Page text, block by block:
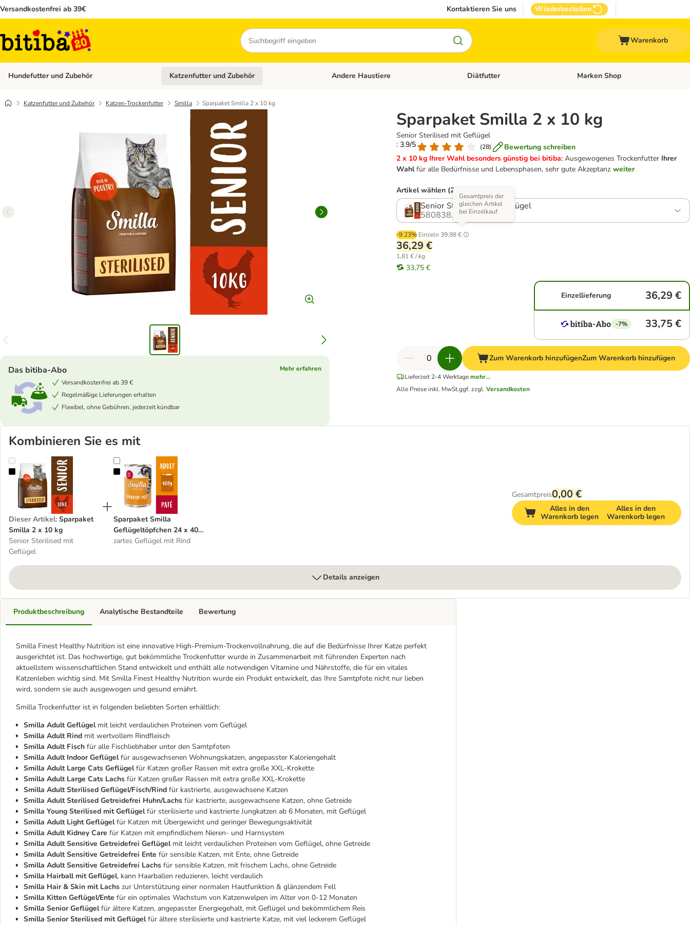
Versandkostenfrei ab 39€ Kontaktieren Sie uns Wiederbestellen
Suchen
Warenkorb
Hundefutter und Zubehör Kategorie-Menü öffnen: Hundefutter und Zubehör
Katzenfutter und Zubehör Kategorie-Menü öffnen: Katzenfutter und Zubehör
Andere Haustiere Kategorie-Menü öffnen: Andere Haustiere
Diätfutter Kategorie-Menü öffnen: Diätfutter
Marken Shop
Katzenfutter und Zubehör Katzen-Trockenfutter Smilla Sparpaket Smilla 2 x 10 kg
Sparpaket Smilla 2 x 10 kg
Senior Sterilised mit Geflügel
: 3.9/5
(28)
Bewertung schreiben
2 x 10 kg Ihrer Wahl besonders günstig bei bitiba: Ausgewogenes Trockenfutter Ihrer
Wahlfür alle Bedürfnisse und Lebensphasen, sehr gute Akzeptanz weiter
Das bitiba-Abo
Mehr erfahren
Versandkostenfrei ab 39 €
Regelmäßige Lieferungen erhalten
Flexibel, ohne Gebühren, jederzeit kündbar
Artikel wählen (23 Varianten)
Senior Sterilised mit Geflügel
580838.42
-9.23% Einzeln 39,98 €
Gesamtpreis der
gleichen Artikel
bei Einzelkauf
36,29 €
1,81 € / kg
33,75 €
Einzellieferung 36,29 €
-7% 33,75 €
Zum Warenkorb hinzufügenZum Warenkorb hinzufügen
Lieferzeit 2-4 Werktage mehr...
Alle Preise inkl. MwSt.ggf. zzgl.Versandkosten
Kombinieren Sie es mit
Sparpaket Smilla 2 x 10 kg
Dieser Artikel: Sparpaket
Smilla 2 x 10 kg
Senior Sterilised mit
Geflügel
Sparpaket Smilla Geflügeltöpfchen 24 x 400 g
Sparpaket Smilla
Geflügeltöpfchen 24 x 400
g
zartes Geflügel mit Rind
Gesamtpreis0,00 €
Alles in den
Warenkorb legen
Alles in den
Warenkorb legen
Details anzeigen
Produktbeschreibung
Smilla Finest Healthy Nutrition ist eine innovative High-Premium-Trockenvollnahrung, die auf die Bedürfnisse Ihrer Katze perfekt
ausgerichtet ist. Das hochwertige, gut bekömmliche Trockenfutter wurde in Zusammenarbeit mit führenden Experten nach
aktuellstem wissenschaftlichen Stand entwickelt und enthält alle notwendigen Vitamine und Nährstoffe, die für ein vitales
Katzenleben wichtig sind. Mit Smilla Finest Healthy Nutrition wurde ein Produkt entwickelt, das Ihre Samtpfote nicht nur lieben
wird, sondern sie auch ausgewogen und gesund ernährt.
Smilla Trockenfutter ist in folgenden beliebten Sorten erhältlich:
Smilla Adult Geflügelmit leicht verdaulichen Proteinen vom Geflügel
Smilla Adult Rind mit wertvollem Rindfleisch
Smilla Adult Fisch für alle Fischliebhaber unter den Samtpfoten
Smilla Adult Indoor Geflügelfür ausgewachsenen Wohnungskatzen, angepasster Kaloriengehalt
Smilla Adult Large Cats Geflügelfür Katzen großer Rassen mit extra große XXL-Krokette
Smilla Adult Large Cats Lachs für Katzen großer Rassen mit extra große XXL-Krokette
Smilla Adult Sterilised Geflügel/Fisch/Rind für kastrierte, ausgewachsene Katzen
Smilla Adult Sterilised Getreidefrei Huhn/Lachs für kastrierte, ausgewachsene Katzen, ohne Getreide
Smilla Young Sterilised mit Geflügelfür sterilisierte und kastrierte Jungkatzen ab 6 Monaten, mit Geflügel
Smilla Adult Light Geflügelfür Katzen mit Übergewicht und geringer Bewegungsaktivität
Smilla Adult Kidney Care für Katzen mit empfindlichem Nieren- und Harnsystem
Smilla AdultSensitive Getreidefrei Geflügel mit leicht verdaulichen Proteinen vom Geflügel, ohne Getreide
Smilla AdultSensitive Getreidefrei Ente für sensible Katzen, mit Ente, ohne Getreide
Smilla AdultSensitive Getreidefrei Lachs für sensible Katzen, mit frischem Lachs, ohne Getreide
Smilla Hairball mit Geflügel, kann Haarballen reduzieren, leicht verdaulich
Smilla Hair & Skin mit Lachs zur Unterstützung einer normalen Hautfunktion & glänzendem Fell
Smilla Kitten Geflügel/Ente für ein optimales Wachstum von Katzenwelpen im Alter von 0-12 Monaten
Smilla Senior Geflügelfür ältere Katzen, angepasster Energiegehalt, mit Geflügel und bekömmlichem Reis
Smilla Senior Sterilised mit Geflügelfür ältere sterilisierte und kastrierte Katze, mit viel leckerem Geflügel
Analytische Bestandteile Bewertung